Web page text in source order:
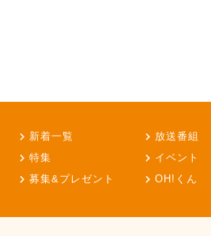
新着一覧 放送番組
特集
イベント
募集&プレゼント
OH!くん